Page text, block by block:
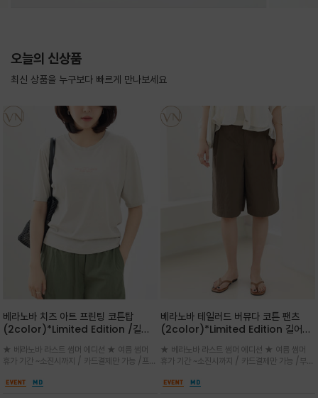
오늘의 신상품
최신 상품을 누구보다 빠르게 만나보세요
베라노바 치즈 아트 프린팅 코튼탑
(2color)*Limited Edition /길어
세요 ^^
★ 베라노바 라스트 썸머 에디션 ★ 여름 썸머
휴가 기간 ~소진시까지 / 카드결제만 가능 /프론
러스트 프린트가 더해져 과하지 않으면서도 세련
베라노바 테일러드 버뮤다 코튼 팬츠
(2color)*Limited Edition 길어진
^^
★ 베라노바 라스트 썸머 에디션 ★ 여름 썸머
휴가 기간 ~소진시까지 / 카드결제만 가능 /부드
은은한 매트 컬러가 고급스러운 분위기